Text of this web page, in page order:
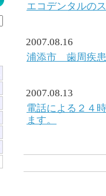
エコデンタルの
2007.08.16
浦添市 歯周疾患
2007.08.13
電話による２４
ます。